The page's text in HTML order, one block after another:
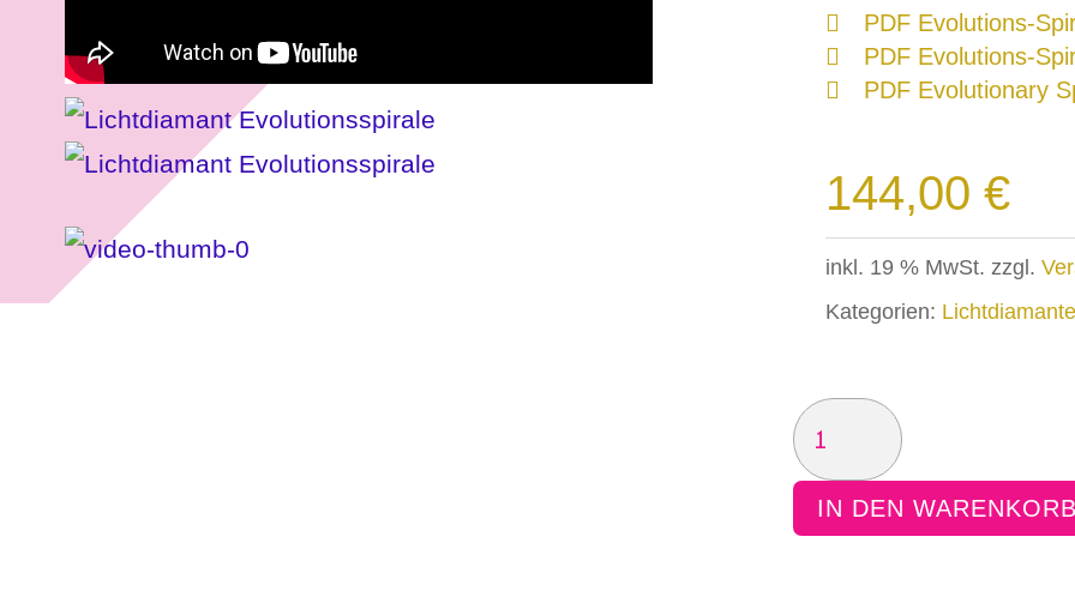
PDF Evolutions-
PDF Evolutions-
PDF Evolutionary
144,00€
inkl. 19 % MwSt. zzgl.
Kategorien:
EVOLUTIONS-
SPIRALE
DIAMANT
IN DEN